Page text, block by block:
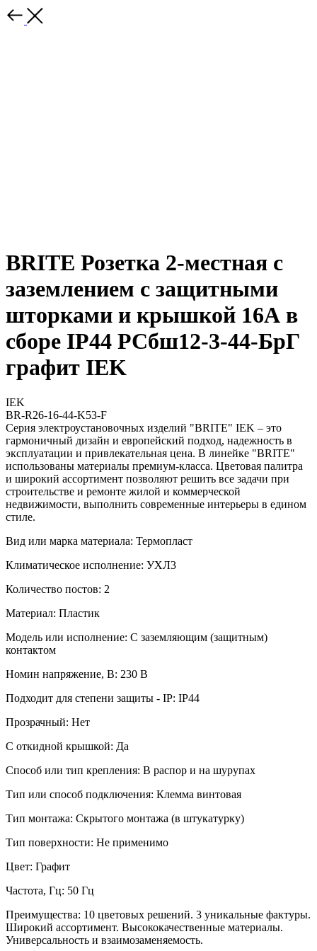
BRITE Розетка 2-местная с
заземлением с защитными
шторками и крышкой 16А в
сборе IP44 РСбш12-3-44-БрГ
графит IEK
IEK
BR-R26-16-44-K53-F
Серия электроустановочных изделий "BRITE" IEK – это
гармоничный дизайн и европейский подход, надежность в
эксплуатации и привлекательная цена. В линейке "BRITE"
использованы материалы премиум-класса. Цветовая палитра
и широкий ассортимент позволяют решить все задачи при
строительстве и ремонте жилой и коммерческой
недвижимости, выполнить современные интерьеры в едином
стиле.
Вид или марка материала: Термопласт
Климатическое исполнение: УХЛ3
Количество постов: 2
Материал: Пластик
Модель или исполнение: С заземляющим (защитным)
контактом
Номин напряжение, В: 230 В
Подходит для степени защиты - IP: IP44
Прозрачный: Нет
С откидной крышкой: Да
Способ или тип крепления: В распор и на шурупах
Тип или способ подключения: Клемма винтовая
Тип монтажа: Скрытого монтажа (в штукатурку)
Тип поверхности: Не применимо
Цвет: Графит
Частота, Гц: 50 Гц
Преимущества: 10 цветовых решений. 3 уникальные фактуры.
Широкий ассортимент. Высококачественные материалы.
Универсальность и взаимозаменяемость.